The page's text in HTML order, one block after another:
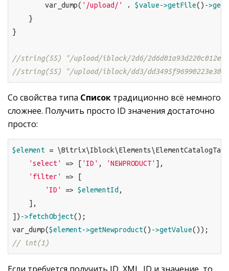
        var_dump(
'/upload/' . $value->getFile() -
    }
}
//string(55) "/upload/iblock/2d6/
//string(55) "/upload/iblock/dd3/
Со свойства типа Список традиционно всё немного
сложнее. Получить просто ID значения достаточно
просто:
$element =
'select'
=> [ 'ID' , 'NEWPRODUCT' ],
'filter'
=> [
'ID'
=> $elementId ,
    ],
]) ->fetchObject();
var_dump($element->getNewproduct() ->getValue
// int(1)